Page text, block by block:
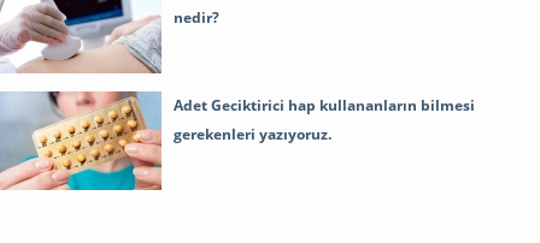
nedir?
Adet Geciktirici hap kullananların bilmesi
gerekenleri yazıyoruz.